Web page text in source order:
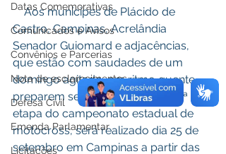
Datas Comemorativas
Comunicados e Avisos
Convênios e Parcerias
Nota de esclarecimentos
Defesa Civil
Emenda Parlamentar
Licitações
    Aos munícipes de Plácido de
Castro, Campinas, Acrelândia
Senador Guiomard e adjacências,
que estão com saudades de um
domingo agitado, em ritmo quente,
preparem seu coração vem aí  7ª
etapa do campeonato estadual de
motocross, será realizado dia 25 de
setembro em Campinas a partir das